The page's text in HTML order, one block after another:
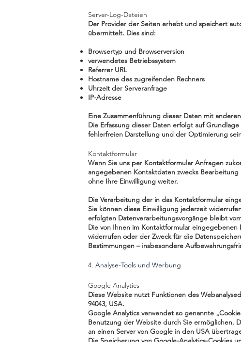
Server-Log-Dateien
Der Provider der Seiten erhebt und speichert
übermittelt. Dies sind:
Browsertyp und Browserversion
verwendetes Betriebssystem
Referrer URL
Hostname des zugreifenden Rechners
Uhrzeit der Serveranfrage
IP-Adresse
Eine Zusammenführung dieser Daten mit
Die Erfassung dieser Daten erfolgt auf
fehlerfreien Darstellung und der Optimierung
Kontaktformular
Wenn Sie uns per Kontaktformular Anfragen
angegebenen Kontaktdaten zwecks
ohne Ihre Einwilligung weiter.
Die Verarbeitung der in das Kontaktformular
Sie können diese Einwilligung jederzeit
erfolgten Datenverarbeitungsvorgänge bleibt
Die von Ihnen im Kontaktformular
widerrufen oder der Zweck für die
Bestimmungen – insbesondere
4. Analyse-Tools und Werbung
Google Analytics
Diese Website nutzt Funktionen des
94043, USA.
Google Analytics verwendet so genannte
Benutzung der Website durch Sie ermöglichen.
an einen Server von Google in den USA